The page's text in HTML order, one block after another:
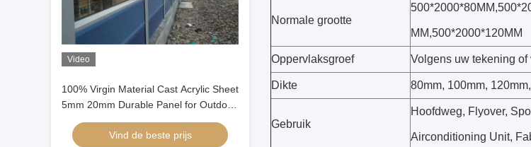
Video
100% Virgin Material Cast Acrylic Sheet
5mm 20mm Durable Panel for Outdoor
sound Barrier
Vind de beste prijs
Normale grootte
MM,500*2000*120MM
Oppervlaksgroef Volgens uw tekening of
Dikte 80mm, 100mm,
Gebruik
Hoofdweg, Flyover,
Airconditioning Unit,